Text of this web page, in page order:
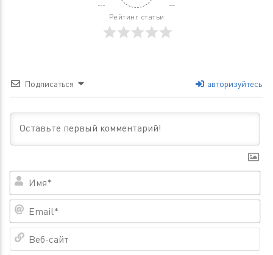
Рейтинг статьи
Подписаться авторизуйтесь